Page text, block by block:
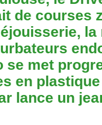
de courses
se met
en
lance un